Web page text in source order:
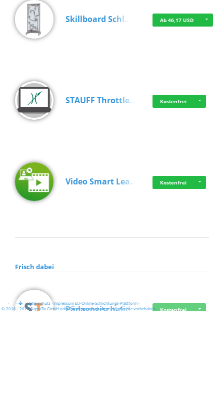
Skillboard Schl… Ab 46,17 USD
STAUFF Throttle… Kostenfrei
Video Smart Lea… Kostenfrei
Frisch dabei
Pädagogisch-did… Kostenfrei
· · ·Datenschutz·Impressum EU-Online-Schlichtungs-Plattform·
© 2016 - 2026 SupraTix GmbH oder Partnergesellschaften - Alle Rechte vorbehalten.